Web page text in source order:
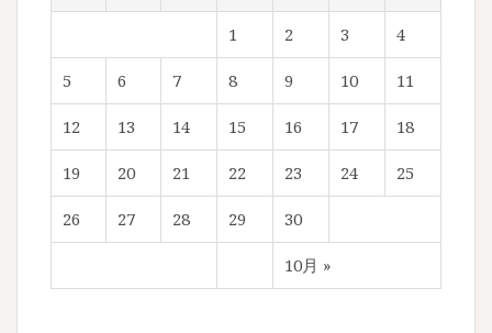
10月 »
1 2 3 4
5 6 7 8 9 10 11
12 13 14 15 16 17 18
19 20 21 22 23 24 25
26 27 28 29 30